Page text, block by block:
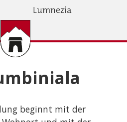
Lumnezia
beginnt mit der